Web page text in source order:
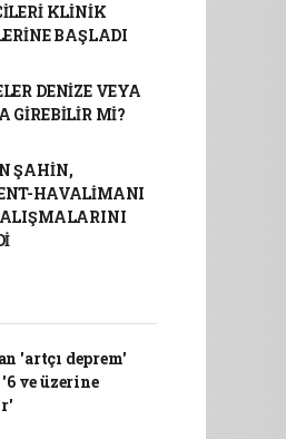
KLİNİK
BAŞLADI
DENİZE VEYA
GİREBİLİR Mİ?
ŞAHİN,
HAVALİMANI
'artçı deprem'
'6 ve üzerine